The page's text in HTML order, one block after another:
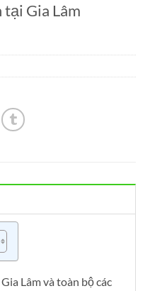
Gia Lâm
Lâm và toàn bộ các